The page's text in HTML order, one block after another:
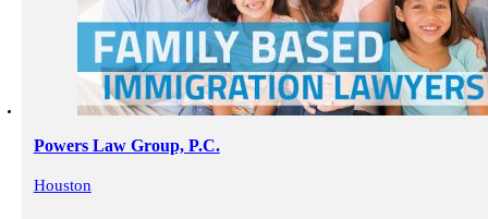
Powers Law Group, P.C.
Houston